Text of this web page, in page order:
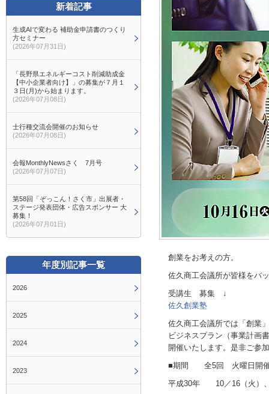
創業をお考えの方。
佐久商工会議所が皆様をバ
受講生 募集 ↓
佐久創業塾
佐久商工会議所では「創業
ビジネスプラン（事業計画
開催いたします。是非ご参
■期間 全5回 火曜日開
平成30年 10／16（火）、
新着記事
生成AIで変わる 補助金申請書のつくり
方セミナー
(2026年07月31日)
「長野県エネルギーコスト削減助成金
【中小企業者向け】」の募集が７月１
３日(月)から始まります。
(2026年07月08日)
士行種交流会開催のお知らせ
(2026年07月08日)
会報MonthlyNewsさく 7月号
(2026年07月07日)
第58回「ぞっこん！さく市」出展者・
ステージ発表団体・広告スポンサー 大
募集！
(2026年07月01日)
年度別記事一覧
2026
2025
2024
2023